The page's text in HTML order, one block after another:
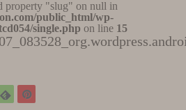
property "slug" on null in
public_html/wp-
single.php on line 15